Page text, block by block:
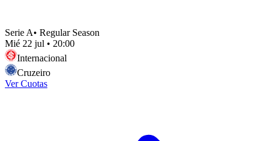
Serie A• Regular Season
Mié 22 jul • 20:00
Internacional
Cruzeiro
Ver Cuotas